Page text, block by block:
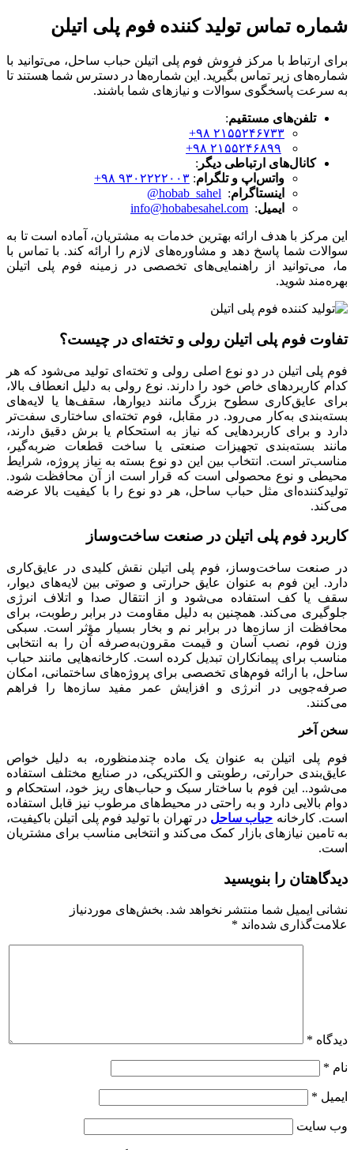
شماره تماس تولید کننده فوم پلی اتیلن
برای ارتباط با مرکز فروش فوم پلی اتیلن حباب ساحل، می‌توانید با
شماره‌های زیر تماس بگیرید. این شماره‌ها در دسترس شما هستند تا
به سرعت پاسخگوی سوالات و نیازهای شما باشند.
تلفن‌های مستقیم:
۲۱۵۵۲۴۶۷۳۳ ۹۸+
۲۱۵۵۲۴۶۸۹۹ ۹۸+
کانال‌های ارتباطی دیگر :
واتس‌اپ و تلگرام: ۹۳۰۲۲۲۲۰۰۳ ۹۸+
اینستاگرام:
hobab_sahel@
ایمیل:
info@hobabesahel.com
این مرکز با هدف ارائه بهترین خدمات به مشتریان، آماده است تا به
سوالات شما پاسخ دهد و مشاوره‌های لازم را ارائه کند. با تماس با
ما، می‌توانید از راهنمایی‌های تخصصی در زمینه فوم پلی اتیلن
بهره‌مند شوید.
تفاوت فوم پلی اتیلن رولی و تخته‌ای در چیست؟
فوم پلی اتیلن در دو نوع اصلی رولی و تخته‌ای تولید می‌شود که هر
کدام کاربردهای خاص خود را دارند. نوع رولی به دلیل انعطاف بالا،
برای عایق‌کاری سطوح بزرگ مانند دیوارها، سقف‌ها یا لایه‌های
بسته‌بندی به‌کار می‌رود. در مقابل، فوم تخته‌ای ساختاری سفت‌تر
دارد و برای کاربردهایی که نیاز به استحکام یا برش دقیق دارند،
مانند بسته‌بندی تجهیزات صنعتی یا ساخت قطعات ضربه‌گیر،
مناسب‌تر است. انتخاب بین این دو نوع بسته به نیاز پروژه، شرایط
محیطی و نوع محصولی است که قرار است از آن محافظت شود.
تولیدکننده‌ای مثل حباب ساحل، هر دو نوع را با کیفیت بالا عرضه
می‌کند.
کاربرد فوم پلی اتیلن در صنعت ساخت‌وساز
در صنعت ساخت‌وساز، فوم پلی اتیلن نقش کلیدی در عایق‌کاری
دارد. این فوم به عنوان عایق حرارتی و صوتی بین لایه‌های دیوار،
سقف یا کف استفاده می‌شود و از انتقال صدا و اتلاف انرژی
جلوگیری می‌کند. همچنین به دلیل مقاومت در برابر رطوبت، برای
محافظت از سازه‌ها در برابر نم و بخار بسیار مؤثر است. سبکی
وزن فوم، نصب آسان و قیمت مقرون‌به‌صرفه آن را به انتخابی
مناسب برای پیمانکاران تبدیل کرده است. کارخانه‌هایی مانند حباب
ساحل، با ارائه فوم‌های تخصصی برای پروژه‌های ساختمانی، امکان
صرفه‌جویی در انرژی و افزایش عمر مفید سازه‌ها را فراهم
می‌کنند.
سخن آخر
فوم پلی اتیلن به عنوان یک ماده چندمنظوره، به دلیل خواص
عایق‌بندی حرارتی، رطوبتی و الکتریکی، در صنایع مختلف استفاده
می‌شود.. این فوم با ساختار سبک و حباب‌های ریز خود، استحکام و
دوام بالایی دارد و به راحتی در محیط‌های مرطوب نیز قابل استفاده
است. کارخانه حباب ساحل در تهران با تولید فوم پلی اتیلن باکیفیت،
به تامین نیازهای بازار کمک می‌کند و انتخابی مناسب برای مشتریان
است.
دیدگاهتان را بنویسید
نشانی ایمیل شما منتشر نخواهد شد. بخش‌های موردنیاز
علامت‌گذاری شده‌اند *
دیدگاه *
نام *
ایمیل *
وب‌ سایت